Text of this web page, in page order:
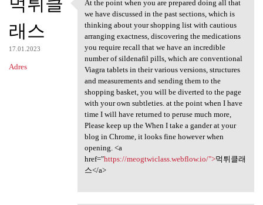
래스
17.01.2023
Adres
At the point when you are
At the point when you are prepared doing all that
we have discussed in the past sections, which is
thinking about your shopping list with cautious
arranging exactness, discovering the medications
you require recall that we have an incredible
number of sildenafil pills, which are conventional
Viagra tablets in their various versions, structures
and measurements and sending them to the
shopping basket, you will be diverted to the page
with your own subtleties. at the point when I have
time I will have returned to peruse much more,
Please keep up the When I take a gander at your
blog in Chrome, it looks fine however when
opening. <a
href="https://meogtwiclass.webflow.io/">먹튀클래
스</a>